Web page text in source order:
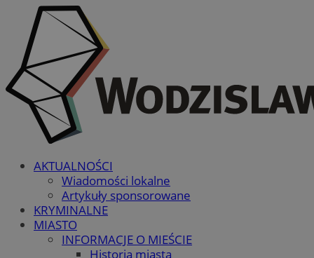
AKTUALNOŚCI
Wiadomości lokalne
Artykuły sponsorowane
KRYMINALNE
MIASTO
INFORMACJE O MIEŚCIE
Historia miasta